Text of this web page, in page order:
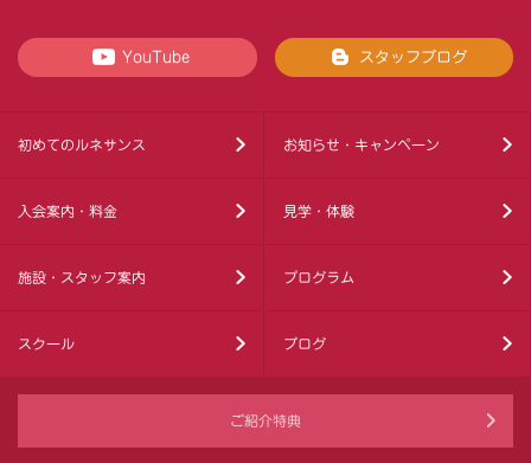
YouTube スタッフブログ
初めてのルネサンス お知らせ・キャンペーン
入会案内・料金 見学・体験
施設・スタッフ案内 プログラム
スクール ブログ
ご紹介特典